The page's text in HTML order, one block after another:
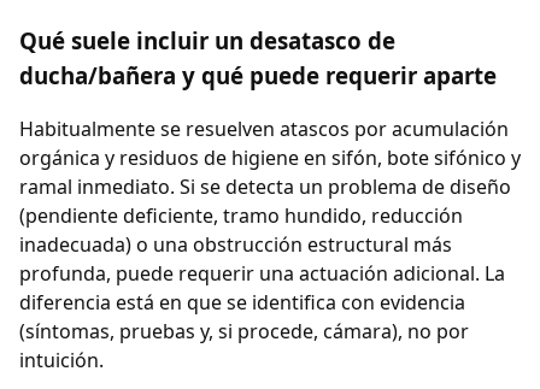
Qué suele incluir un desatasco de
ducha/bañera y qué puede requerir aparte
Habitualmente se resuelven atascos por acumulación
orgánica y residuos de higiene en sifón, bote sifónico y
ramal inmediato. Si se detecta un problema de diseño
(pendiente deficiente, tramo hundido, reducción
inadecuada) o una obstrucción estructural más
profunda, puede requerir una actuación adicional. La
diferencia está en que se identifica con evidencia
(síntomas, pruebas y, si procede, cámara), no por
intuición.